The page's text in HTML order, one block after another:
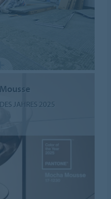
JAHRES 2025